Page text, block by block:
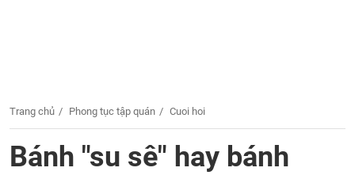
Trang chủ Phong tục tập quán Cuoi hoi
Bánh "su sê" hay bánh